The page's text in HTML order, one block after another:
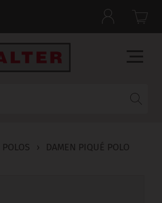
› DAMEN PIQUÉ POLO